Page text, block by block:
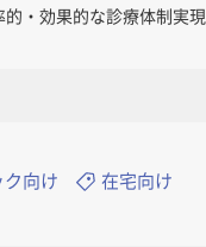
的・効果的な診療体制実現
ク向け 在宅向け